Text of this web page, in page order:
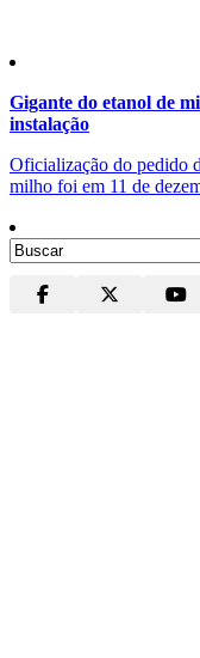
Gigante do etanol de
instalação
Oficialização do pedido
milho foi em 11 de